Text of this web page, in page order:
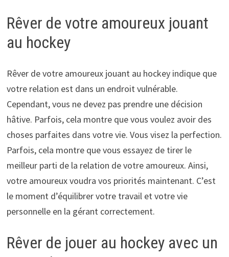
Rêver de votre amoureux jouant
au hockey
Rêver de votre amoureux jouant au hockey indique que
votre relation est dans un endroit vulnérable.
Cependant, vous ne devez pas prendre une décision
hâtive. Parfois, cela montre que vous voulez avoir des
choses parfaites dans votre vie. Vous visez la perfection.
Parfois, cela montre que vous essayez de tirer le
meilleur parti de la relation de votre amoureux. Ainsi,
votre amoureux voudra vos priorités maintenant. C’est
le moment d’équilibrer votre travail et votre vie
personnelle en la gérant correctement.
Rêver de jouer au hockey avec un